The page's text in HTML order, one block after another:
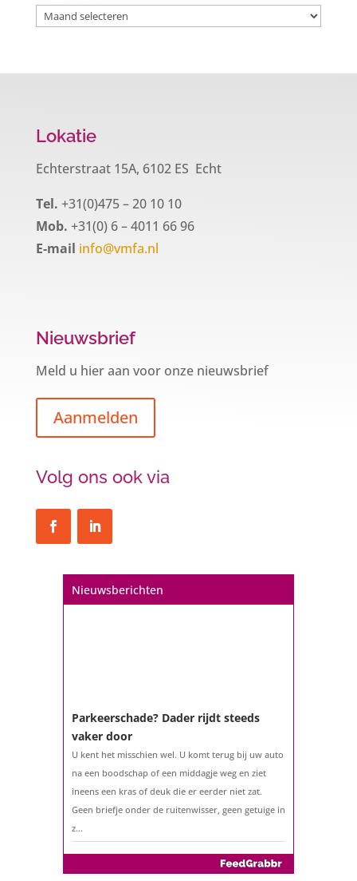
Archieven
Lokatie
Echterstraat 15A, 6102 ES Echt
Tel. +31(0)475 – 20 10 10
Mob. +31(0) 6 – 4011 66 96
E-mail info@vmfa.nl
Nieuwsbrief
Meld u hier aan voor onze nieuwsbrief
Aanmelden
Volg ons ook via
Nieuwsberichten
Een hypotheek na uw 57e? Er zijn
De woningmarkt is nog steeds in beweging.
Misschien denkt u na over verhuizen, verbouwen
het eigenlijk met een hypotheek als u 57 jaar of
ouder bent?...
Parkeerschade? Dader rijdt steeds
vaker door
U kent het misschien wel. U komt terug bij uw auto
na een boodschap of een middagje weg en ziet
ineens een kras of deuk die er eerder niet zat.
Geen briefje onder de ruitenwisser, geen getuige in
z...